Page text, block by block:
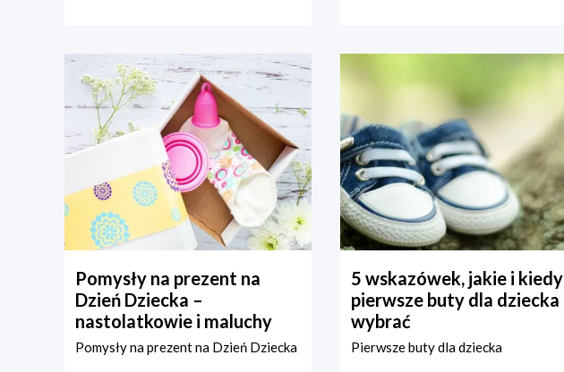
Pomysły na prezent na
Dzień Dziecka –
nastolatkowie i maluchy
Pomysły na prezent na Dzień Dziecka
5 wskazówek, jakie i kiedy
pierwsze buty dla dziecka
wybrać
Pierwsze buty dla dziecka